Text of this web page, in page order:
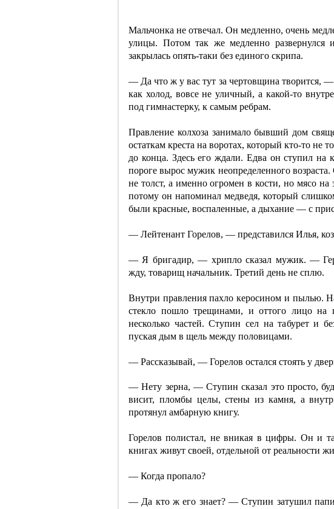
Мальчонка не отвечал. Он медленно, очень
улицы. Потом так же медленно
закрылась опять-таки без единого скрипа.
— Да что ж у вас тут за чертовщина творится, —
как холод, вовсе не уличный, а какой-то
под гимнастерку, к самым ребрам.
Правление колхоза занимало бывший дом
остаткам креста на воротах, который кто-то не
до конца. Здесь его ждали. Едва он ступил на
пороге вырос мужик неопределенного
не толст, а именно огромен в кости, но мясо на
потому он напоминал медведя, который
были красные, воспаленные, а дыхание — с
— Лейтенант Горелов, — представился Илья,
— Я бригадир, — хрипло сказал мужик. —
жду, товарищ начальник. Третий день не сплю.
Внутри правления пахло керосином и пылью.
стекло пошло трещинами, и оттого лицо на
несколько частей. Ступин сел на табурет и
пуская дым в щель между половицами.
— Рассказывай, — Горелов остался стоять у
— Нету зерна, — Ступин сказал это просто,
висит, пломбы целы, стены из камня, а
протянул амбарную книгу.
Горелов полистал, не вникая в цифры. Он и
книгах живут своей, отдельной от реальности
— Когда пропало?
— Да кто ж его знает? — Ступин затушил